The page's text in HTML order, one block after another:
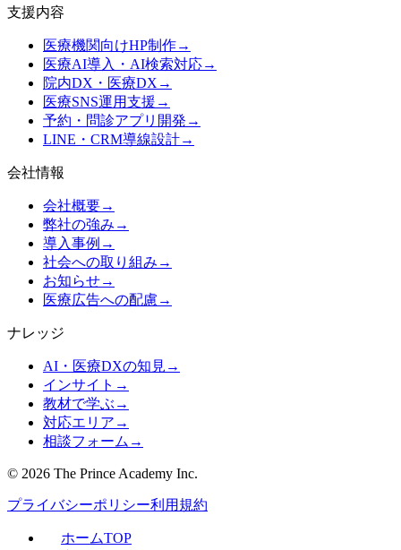
支援内容
医療機関向けHP制作→
医療AI導入・AI検索対応→
院内DX・医療DX →
医療SNS運用支援 →
予約・問診アプリ開発 →
LINE・CRM導線設計→
会社情報
会社概要→
弊社の強み →
導入事例 →
社会への取り組み →
お知らせ→
医療広告への配慮 →
ナレッジ
AI・医療DXの知見 →
インサイト →
教材で学ぶ →
対応エリア →
相談フォーム →
© 2026 The Prince Academy Inc.
プライバシーポリシー利用規約
ホームTOP